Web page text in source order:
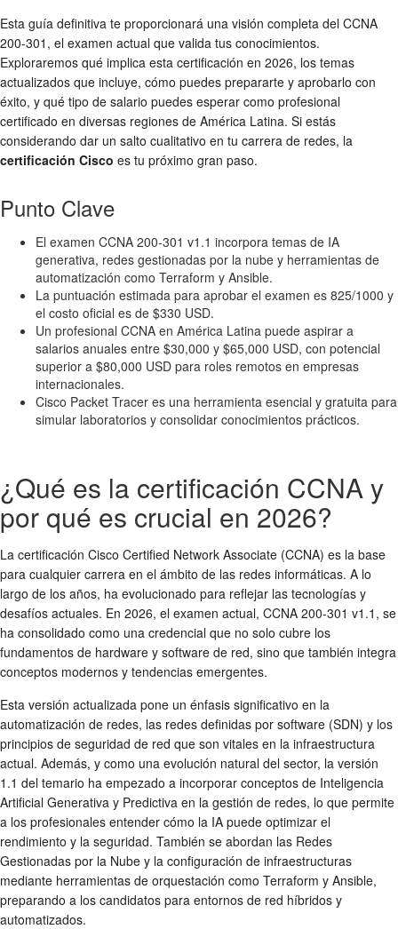
Esta guía definitiva te proporcionará una visión completa del CCNA
200-301, el examen actual que valida tus conocimientos.
Exploraremos qué implica esta certificación en 2026, los temas
actualizados que incluye, cómo puedes prepararte y aprobarlo con
éxito, y qué tipo de salario puedes esperar como profesional
certificado en diversas regiones de América Latina. Si estás
considerando dar un salto cualitativo en tu carrera de redes, la
certificación Cisco es tu próximo gran paso.
Punto Clave
El examen CCNA 200-301 v1.1 incorpora temas de IA
generativa, redes gestionadas por la nube y herramientas de
automatización como Terraform y Ansible.
La puntuación estimada para aprobar el examen es 825/1000 y
el costo oficial es de $330 USD.
Un profesional CCNA en América Latina puede aspirar a
salarios anuales entre $30,000 y $65,000 USD, con potencial
superior a $80,000 USD para roles remotos en empresas
internacionales.
Cisco Packet Tracer es una herramienta esencial y gratuita para
simular laboratorios y consolidar conocimientos prácticos.
¿Qué es la certificación CCNA y
por qué es crucial en 2026?
La certificación Cisco Certified Network Associate (CCNA) es la base
para cualquier carrera en el ámbito de las redes informáticas. A lo
largo de los años, ha evolucionado para reflejar las tecnologías y
desafíos actuales. En 2026, el examen actual, CCNA 200-301 v1.1, se
ha consolidado como una credencial que no solo cubre los
fundamentos de hardware y software de red, sino que también integra
conceptos modernos y tendencias emergentes.
Esta versión actualizada pone un énfasis significativo en la
automatización de redes, las redes definidas por software (SDN) y los
principios de seguridad de red que son vitales en la infraestructura
actual. Además, y como una evolución natural del sector, la versión
1.1 del temario ha empezado a incorporar conceptos de Inteligencia
Artificial Generativa y Predictiva en la gestión de redes, lo que permite
a los profesionales entender cómo la IA puede optimizar el
rendimiento y la seguridad. También se abordan las Redes
Gestionadas por la Nube y la configuración de infraestructuras
mediante herramientas de orquestación como Terraform y Ansible,
preparando a los candidatos para entornos de red híbridos y
automatizados.